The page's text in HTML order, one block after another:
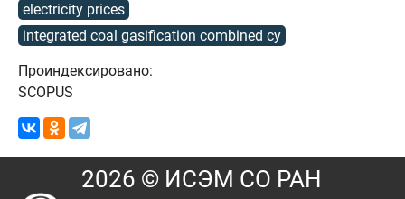
electricity prices
integrated coal gasification combined cy
Проиндексировано:
SCOPUS
2026 © ИСЭМ СО РАН